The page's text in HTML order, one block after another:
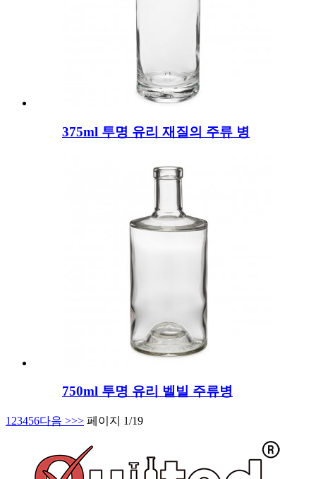
375ml 투명 유리 재질의 주류 병
750ml 투명 유리 벨빌 주류병
1 23456다음 >>> 페이지 1/19